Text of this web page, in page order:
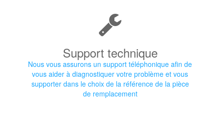
Support technique
Nous vous assurons un support téléphonique afin de
vous aider à diagnostiquer votre problème et vous
supporter dans le choix de la référence de la pièce
de remplacement